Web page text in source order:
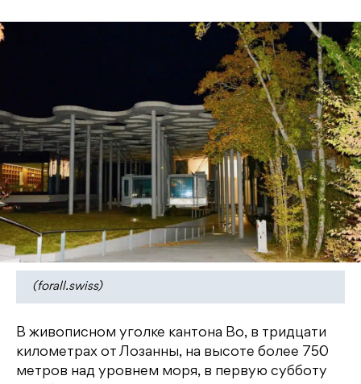
(forall.swiss)
В живописном уголке кантона Во, в тридцати
километрах от Лозанны, на высоте более 750
метров над уровнем моря, в первую субботу